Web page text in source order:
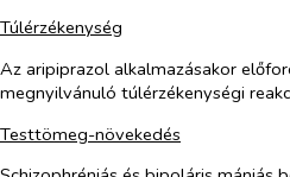
Túlérzékenység
Az aripiprazol alkalmazásakor
megnyilvánuló túlérzékenységi
Testtömeg-növekedés